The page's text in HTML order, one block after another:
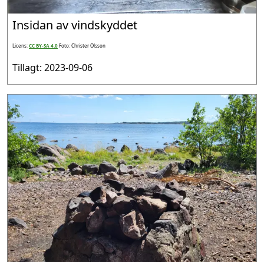
Insidan av vindskyddet
Licens:CC BY-SA 4.0 Foto: Christer Olsson
Tillagt: 2023-09-06